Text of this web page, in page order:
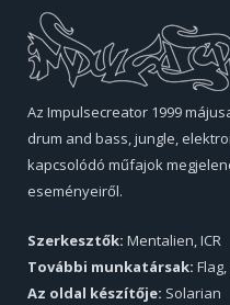
Az Impulsecreator 1999
drum and bass, jungle,
kapcsolódó műfajok
eseményeiről.
Szerkesztők: Mentalien, ICR
További munkatársak:
Az oldal készítője: Solarian